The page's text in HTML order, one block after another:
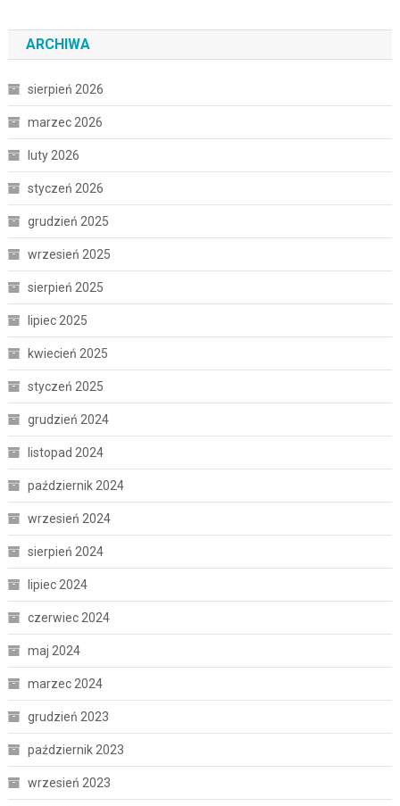
ARCHIWA
sierpień 2026
marzec 2026
luty 2026
styczeń 2026
grudzień 2025
wrzesień 2025
sierpień 2025
lipiec 2025
kwiecień 2025
styczeń 2025
grudzień 2024
listopad 2024
październik 2024
wrzesień 2024
sierpień 2024
lipiec 2024
czerwiec 2024
maj 2024
marzec 2024
grudzień 2023
październik 2023
wrzesień 2023